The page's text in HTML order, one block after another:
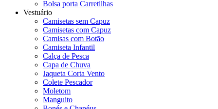
Bolsa porta Carretilhas
Vestuário
Camisetas sem Capuz
Camisetas com Capuz
Camisas com Botão
Camiseta Infantil
Calça de Pesca
Capa de Chuva
Jaqueta Corta Vento
Colete Pescador
Moletom
Manguito